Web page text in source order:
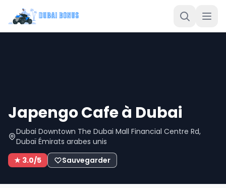
Japengo Cafe à Dubai
Dubai Downtown The Dubai Mall Financial Centre Rd,
Dubaï Émirats arabes unis
★ 3.0/5
Sauvegarder